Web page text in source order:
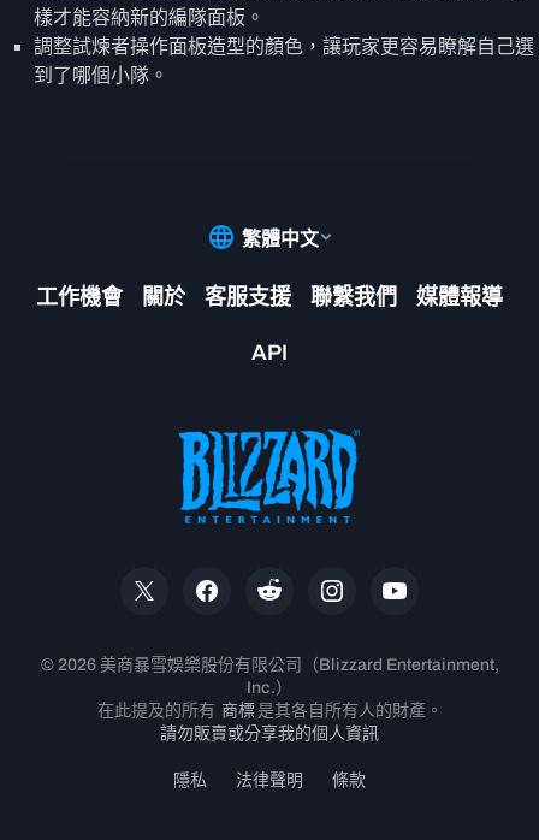
樣才能容納新的編隊面板。
調整試煉者操作面板造型的顏色，讓玩家更容易瞭解自己選
到了哪個小隊。